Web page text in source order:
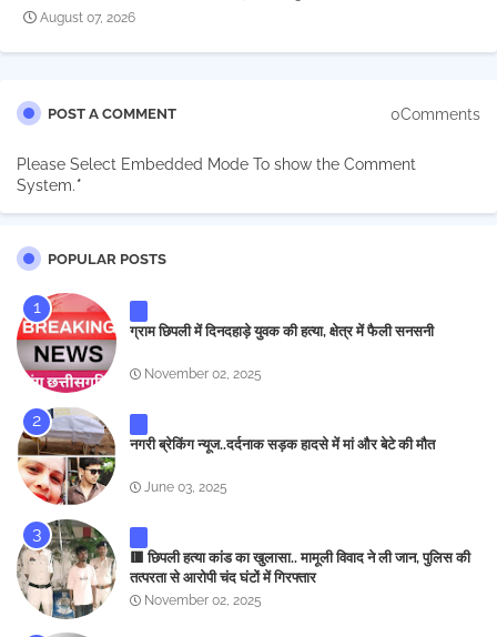
August 07, 2026
POST A COMMENT 0Comments
Please Select Embedded Mode To show the Comment
System.*
POPULAR POSTS
ग्राम छिपली में दिनदहाड़े युवक की हत्या, क्षेत्र में फैली सनसनी
November 02, 2025
नगरी ब्रेकिंग न्यूज..दर्दनाक सड़क हादसे में मां और बेटे की मौत
June 03, 2025
🟥 छिपली हत्या कांड का खुलासा.. मामूली विवाद ने ली जान, पुलिस की
तत्परता से आरोपी चंद घंटों में गिरफ्तार
November 02, 2025